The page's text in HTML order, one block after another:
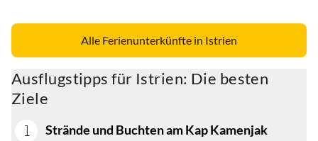
Alle Ferienunterkünfte in Istrien
Ausflugstipps für Istrien: Die besten
Ziele
Strände und Buchten am Kap Kamenjak